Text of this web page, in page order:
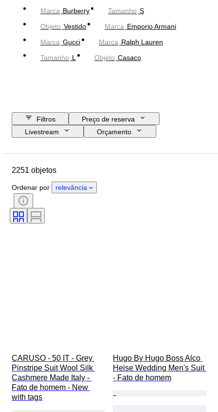
Marca Burberry Tamanho S
Objeto Vestido Marca Emporio Armani
Marca Gucci Marca Ralph Lauren
Tamanho L Objeto Casaco
Filtros
Preço de reserva
Livestream
Orçamento
País de origem
Estado
Estilo
Cor
Tamanho no artigo
Padrão
2251 objetos
Ordenar por relevância
CARUSO - 50 IT - Grey
Pinstripe Suit Wool Silk
Cashmere Made Italy -
Fato de homem - New
with tags
Hugo By Hugo Boss Alco
Heise Wedding Men's Suit
- Fato de homem